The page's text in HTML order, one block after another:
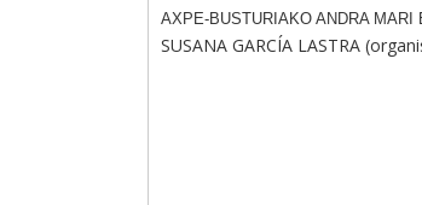
АXPE-BUSTURIAKO ANDRA MARI
SUSANA GARCÍA LASTRA